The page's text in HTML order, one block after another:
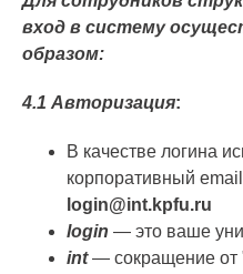
вход в систему
образом:
4.1 Авторизация:
В качестве логина
корпоративный
login@int.kpfu.ru
login — это ваше
int — сокращение от